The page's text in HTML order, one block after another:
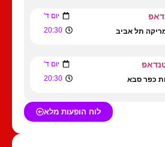
יום ד'
תל אביב 20:30
יום ד'
כפר סבא 20:30
לוח הופעות מלא